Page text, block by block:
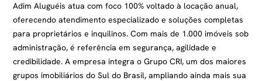
Adim Aluguéis atua com foco 100% voltado à locação anual,
oferecendo atendimento especializado e soluções completas
para proprietários e inquilinos. Com mais de 1.000 imóveis sob
administração, é referência em segurança, agilidade e
credibilidade. A empresa integra o Grupo CRI, um dos maiores
grupos imobiliários do Sul do Brasil, ampliando ainda mais sua